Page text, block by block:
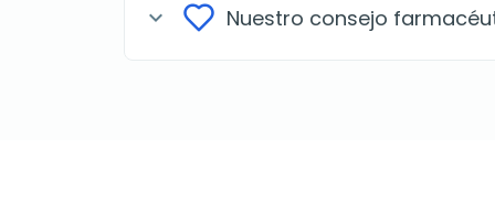
expand_more Nuestro consejo